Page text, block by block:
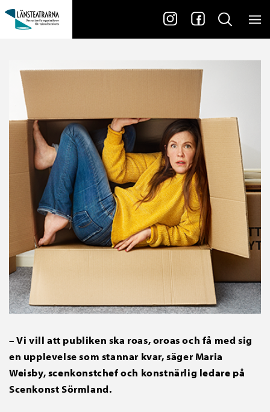
– Vi vill att publiken ska roas, oroas och få med sig
en upplevelse som stannar kvar, säger Maria
Weisby, scenkonstchef och konstnärlig ledare på
Scenkonst Sörmland.